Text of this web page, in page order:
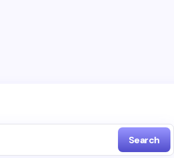
Search